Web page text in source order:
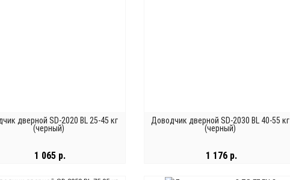
дверной SD-2020 BL 25-45 кг
(черный)
1 065 р.
Доводчик дверной SD-2030 BL 40-55 кг
(черный)
1 176 р.